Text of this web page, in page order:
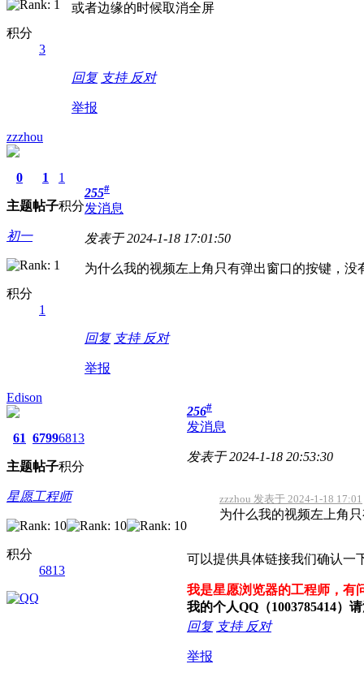
积分
3
或者边缘的时候取消全屏
回复 支持 反对
举报
zzzhou
0
主题
1
帖子
1
积分
初一
积分
1
255#
发消息
发表于 2024-1-18 17:01:50
为什么我的视频左上角只有弹出窗口的按键，没
回复 支持 反对
举报
Edison
61
主题
6799
帖子
6813
积分
星愿工程师
积分
6813
256#
发消息
发表于 2024-1-18 20:53:30
zzzhou 发表于 2024-1-18 17:01
为什么我的视频左上角
可以提供具体链接我们确认一
我是星愿浏览器的工程师，有
我的个人QQ（1003785414）
回复 支持 反对
举报